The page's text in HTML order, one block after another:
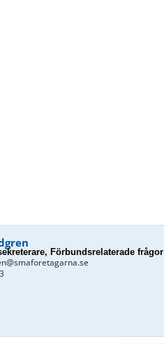
Förbundsrelaterade frågor